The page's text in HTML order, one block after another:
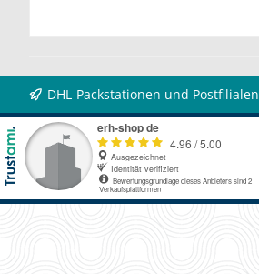
DHL-Packstationen und Postfilialen